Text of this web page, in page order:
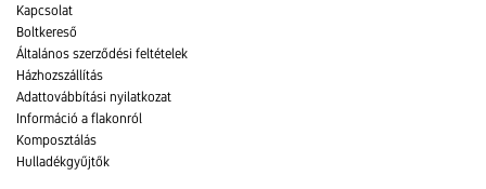
Kapcsolat
Boltkereső
Általános szerződési feltételek
Házhozszállítás
Adattovábbítási nyilatkozat
Információ a flakonról
Komposztálás
Hulladékgyűjtők